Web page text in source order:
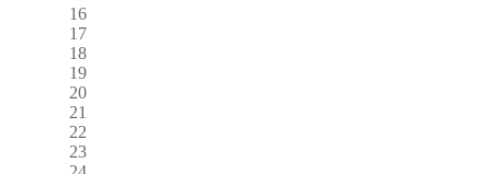
16
17
18
19
20
21
22
23